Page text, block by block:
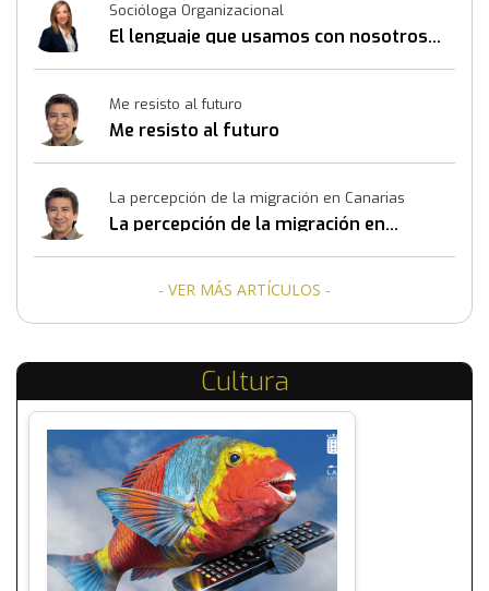
Socióloga Organizacional
El lenguaje que usamos con nosotros
Me resisto al futuro
Me resisto al futuro
La percepción de la migración en Canarias
La percepción de la migración en
- VER MÁS ARTÍCULOS -
Cultura